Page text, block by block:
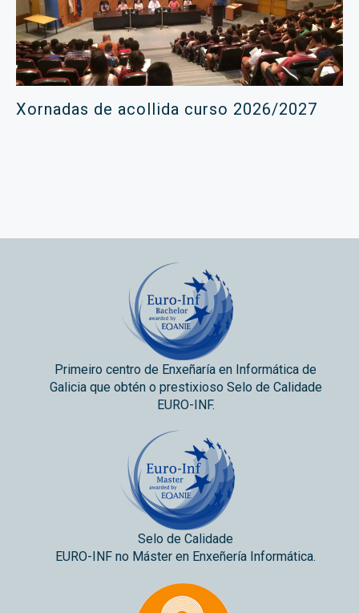
Xornadas de acollida curso 2026/2027
Primeiro centro de Enxeñaría en Informática de
Galicia que obtén o prestixioso Selo de Calidade
EURO-INF.
Selo de Calidade
EURO-INF no Máster en Enxeñería Informática.